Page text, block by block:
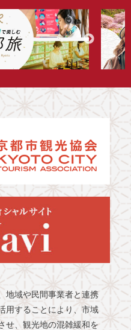
地域や民間事業者と連携
用することにより、市域
せ、観光地の混雑緩和を